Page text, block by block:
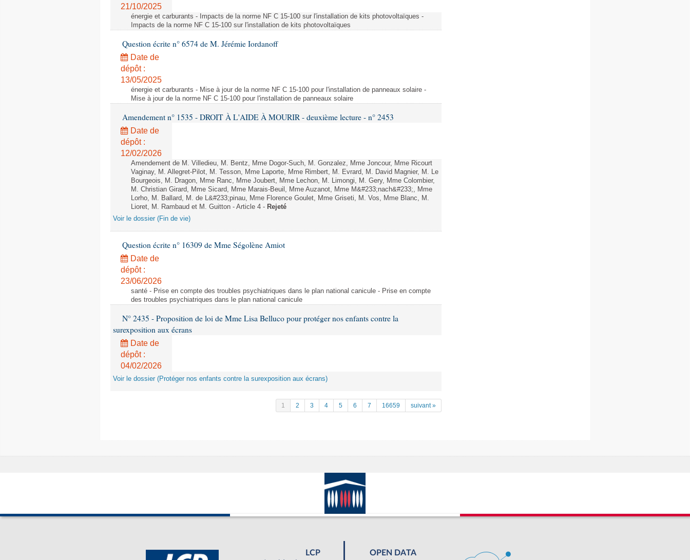
21/10/2025
énergie et carburants - Impacts de la norme NF C 15-100 sur l'installation de kits photovoltaïques -
Impacts de la norme NF C 15-100 sur l'installation de kits photovoltaïques
Question écrite n° 6574 de M. Jérémie Iordanoff
Date de
dépôt :
13/05/2025
énergie et carburants - Mise à jour de la norme NF C 15-100 pour l'installation de panneaux solaire -
Mise à jour de la norme NF C 15-100 pour l'installation de panneaux solaire
Amendement n° 1535 - DROIT À L'AIDE À MOURIR - deuxième lecture - n° 2453
Date de
dépôt :
12/02/2026
Amendement de M. Villedieu, M. Bentz, Mme Dogor-Such, M. Gonzalez, Mme Joncour, Mme Ricourt
Vaginay, M. Allegret-Pilot, M. Tesson, Mme Laporte, Mme Rimbert, M. Evrard, M. David Magnier, M. Le
Bourgeois, M. Dragon, Mme Ranc, Mme Joubert, Mme Lechon, M. Limongi, M. Gery, Mme Colombier,
M. Christian Girard, Mme Sicard, Mme Marais-Beuil, Mme Auzanot, Mme M&#233;nach&#233;, Mme
Lorho, M. Ballard, M. de L&#233;pinau, Mme Florence Goulet, Mme Griseti, M. Vos, Mme Blanc, M.
Lioret, M. Rambaud et M. Guitton - Article 4 - Rejeté
Voir le dossier (Fin de vie)
Question écrite n° 16309 de Mme Ségolène Amiot
Date de
dépôt :
23/06/2026
santé - Prise en compte des troubles psychiatriques dans le plan national canicule - Prise en compte
des troubles psychiatriques dans le plan national canicule
N° 2435 - Proposition de loi de Mme Lisa Belluco pour protéger nos enfants contre la
surexposition aux écrans
Date de
dépôt :
04/02/2026
Voir le dossier (Protéger nos enfants contre la surexposition aux écrans)
1 2 3 4 5 6 7 16659 suivant »
LCP
OPEN DATA